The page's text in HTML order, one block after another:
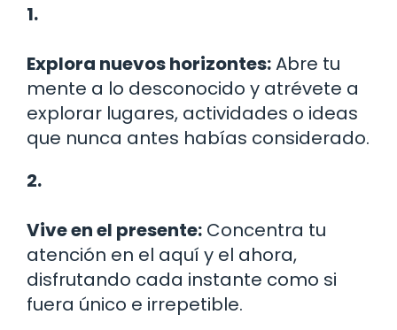
1.
Explora nuevos horizontes:Abre tu
mente a lo desconocido y atrévete a
explorar lugares, actividades o ideas
que nunca antes habías considerado.
2.
Vive en el presente: Concentra tu
atención en el aquí y el ahora,
disfrutando cada instante como si
fuera único e irrepetible.